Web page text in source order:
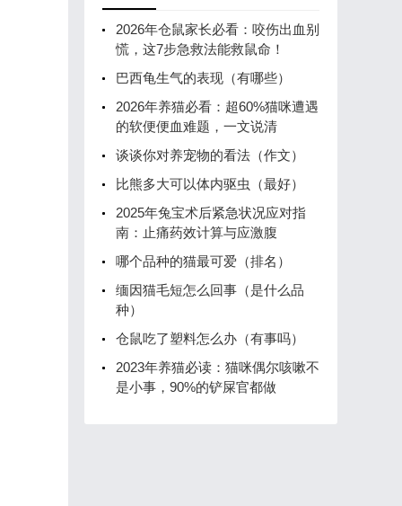
2026年仓鼠家长必看：咬伤出血别
慌，这7步急救法能救鼠命！
巴西龟生气的表现（有哪些）
2026年养猫必看：超60%猫咪遭遇
的软便便血难题，一文说清
谈谈你对养宠物的看法（作文）
比熊多大可以体内驱虫（最好）
2025年兔宝术后紧急状况应对指
南：止痛药效计算与应激腹
哪个品种的猫最可爱（排名）
缅因猫毛短怎么回事（是什么品
种）
仓鼠吃了塑料怎么办（有事吗）
2023年养猫必读：猫咪偶尔咳嗽不
是小事，90%的铲屎官都做